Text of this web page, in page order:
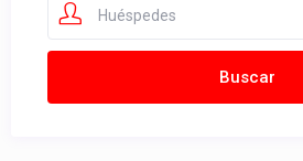
Huéspedes